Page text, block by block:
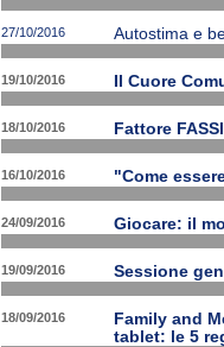
27/10/2016 Autostima e
19/10/2016 Il Cuore
18/10/2016 Fattore FASSI
16/10/2016 "Come
24/09/2016 Giocare: il
19/09/2016 Sessione
18/09/2016
Family and
tablet: le 5